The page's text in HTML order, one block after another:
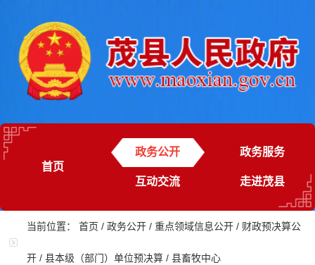
首页
政务公开 政务服务
互动交流 走进茂县
当前位置：首页 /政务公开 /重点领域信息公开 / 财政预决算公
开 /县本级（部门）单位预决算 /县畜牧中心